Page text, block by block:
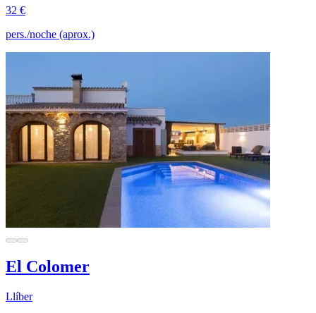
32 €
pers./noche (aprox.)
El Colomer
Llíber